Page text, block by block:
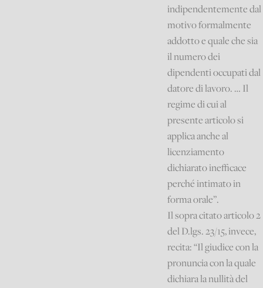
indipendentemente dal
motivo formalmente
addotto e quale che sia
il numero dei
dipendenti occupati dal
datore di lavoro. … Il
regime di cui al
presente articolo si
applica anche al
licenziamento
dichiarato inefficace
perché intimato in
forma orale”.
Il sopra citato articolo 2
del D.lgs. 23/15, invece,
recita: “Il giudice con la
pronuncia con la quale
dichiara la nullità del